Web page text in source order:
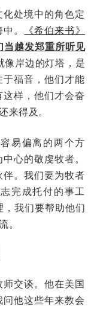
处境中的角色定
。
《希伯来书》
当越发郑重所听见
像岸边的灯塔，是
福音，他们才能
样，他们才会奋
得及。
易偏离的两个方
心的敬虔牧者。
。我们要为牧者
完成托付的事工
，我们要帮助他们
。
交谈。他在美国
他这些年来教会